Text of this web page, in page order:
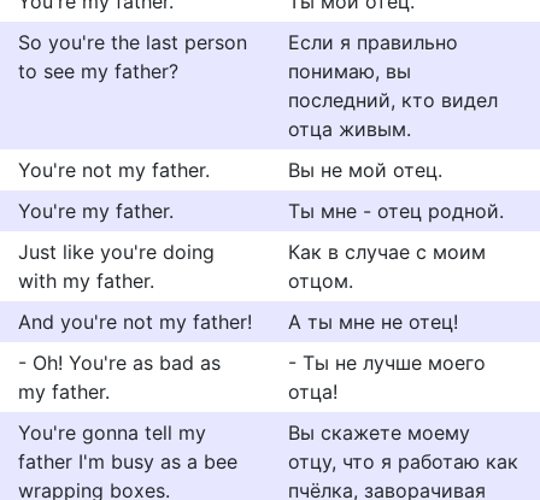
So you're the last person
to see my father?
Если я правильно
понимаю, вы
последний, кто видел
отца живым.
You're not my father.
Вы не мой отец.
You're my father.
Ты мне - отец родной.
Just like you're doing
with my father.
Как в случае с моим
отцом.
And you're not my father!
А ты мне не отец!
- Oh! You're as bad as
my father.
- Ты не лучше моего
отца!
You're gonna tell my
father I'm busy as a bee
wrapping boxes.
Вы скажете моему
отцу, что я работаю как
пчёлка, заворачивая